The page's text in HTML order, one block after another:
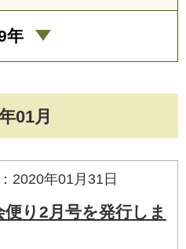
01月
2020年01月31日
便り2月号を発行しま
年